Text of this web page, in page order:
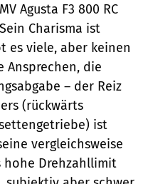
Agusta F3 800 RC
Charisma ist
es viele, aber keinen
Ansprechen, die
– der Reiz
(rückwärts
ist
vergleichsweise
hohe Drehzahllimit